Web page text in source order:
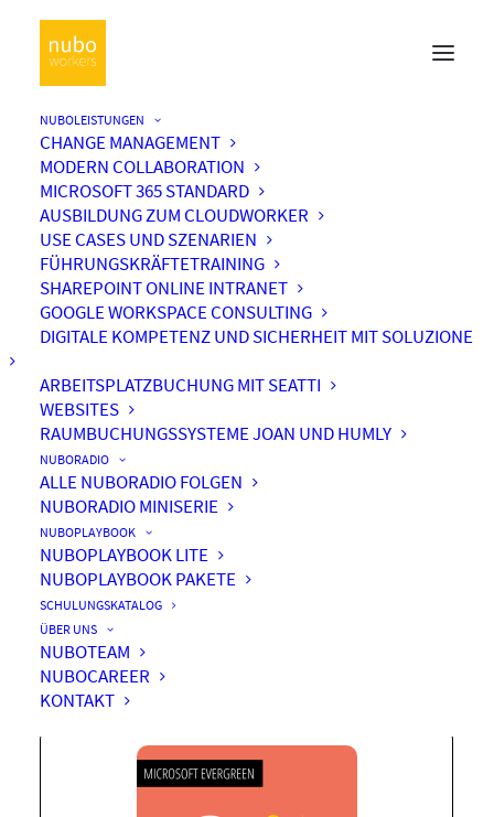
NUBOLEISTUNGEN
CHANGE MANAGEMENT
MODERN COLLABORATION
MICROSOFT 365 STANDARD
AUSBILDUNG ZUM CLOUDWORKER
USE CASES UND SZENARIEN
FÜHRUNGSKRÄFTETRAINING
SHAREPOINT ONLINE INTRANET
GOOGLE WORKSPACE CONSULTING
DIGITALE KOMPETENZ UND SICHERHEIT MIT SOLUZIONE
ARBEITSPLATZBUCHUNG MIT SEATTI
WEBSITES
RAUMBUCHUNGSSYSTEME JOAN UND HUMLY
NUBORADIO
ALLE NUBORADIO FOLGEN
NUBORADIO MINISERIE
NUBOPLAYBOOK
NUBOPLAYBOOK LITE
NUBOPLAYBOOK PAKETE
SCHULUNGSKATALOG
ÜBER UNS
NUBOTEAM
NUBOCAREER
KONTAKT
Microsoft Evergreen
Updates Dezember 2025